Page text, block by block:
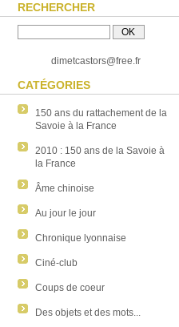
RECHERCHER
dimetcastors@free.fr
CATÉGORIES
150 ans du rattachement de la
Savoie à la France
2010 : 150 ans de la Savoie à
la France
Âme chinoise
Au jour le jour
Chronique lyonnaise
Ciné-club
Coups de coeur
Des objets et des mots...